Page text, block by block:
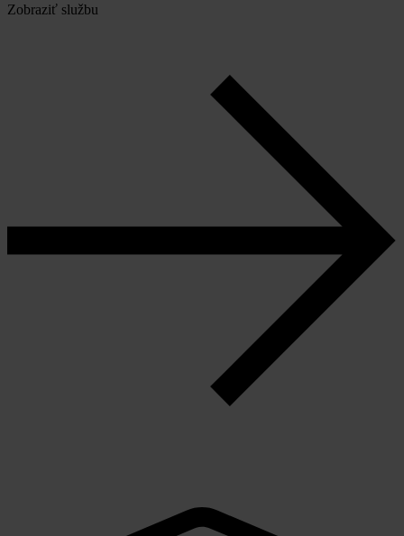
Zobraziť službu